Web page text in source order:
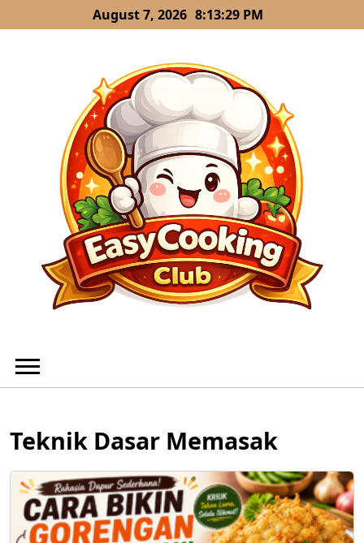
to
August 7, 2026 8:13:30 PM
Teknik Dasar Memasak